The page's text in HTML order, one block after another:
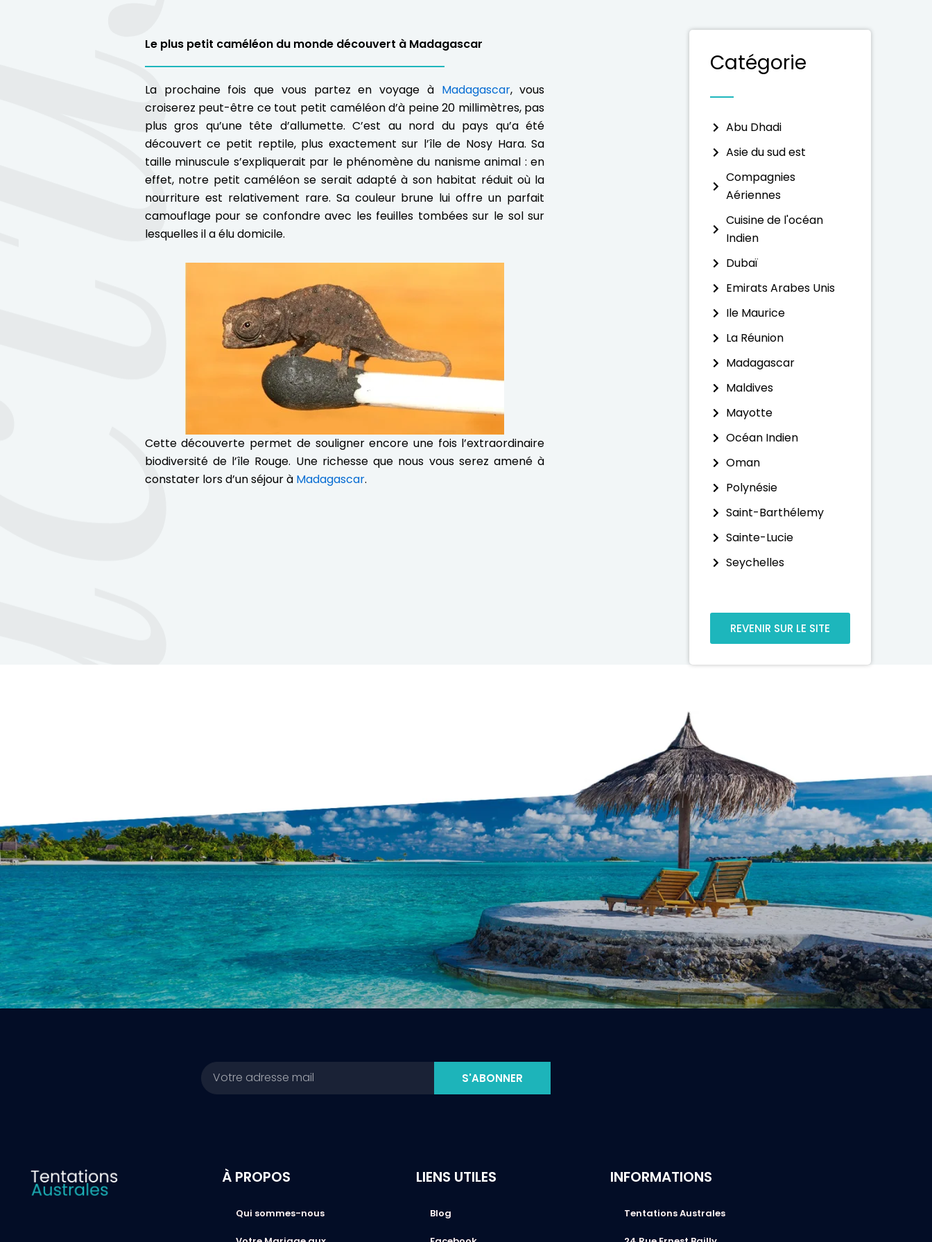
Le plus petit caméléon du monde découvert à Madagascar
La prochaine fois que vous partez en voyage à Madagascar, vous
croiserez peut-être ce tout petit caméléon d’à peine 20 millimètres, pas
plus gros qu’une tête d’allumette. C’est au nord du pays qu’a été
découvert ce petit reptile, plus exactement sur l’île de Nosy Hara. Sa
taille minuscule s’expliquerait par le phénomène du nanisme animal : en
effet, notre petit caméléon se serait adapté à son habitat réduit où la
nourriture est relativement rare. Sa couleur brune lui offre un parfait
camouflage pour se confondre avec les feuilles tombées sur le sol sur
lesquelles il a élu domicile.
Cette découverte permet de souligner encore une fois l’extraordinaire
biodiversité de l’île Rouge. Une richesse que nous vous serez amené à
constater lors d’un séjour à Madagascar.
Catégorie
Abu Dhadi
Asie du sud est
Compagnies
Aériennes
Cuisine de l'océan
Indien
Dubaï
Emirats Arabes Unis
Ile Maurice
La Réunion
Madagascar
Maldives
Mayotte
Océan Indien
Oman
Polynésie
Saint-Barthélemy
Sainte-Lucie
Seychelles
REVENIR SUR LE SITE
Email
S'ABONNER
À PROPOS
Qui sommes-nous
LIENS UTILES
Blog
INFORMATIONS
Tentations Australes